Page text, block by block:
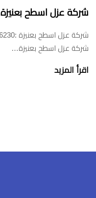
شركة عزل اسطح بعنيزة
شركة عزل اسطح بعنيزة…
اقرأ المزيد